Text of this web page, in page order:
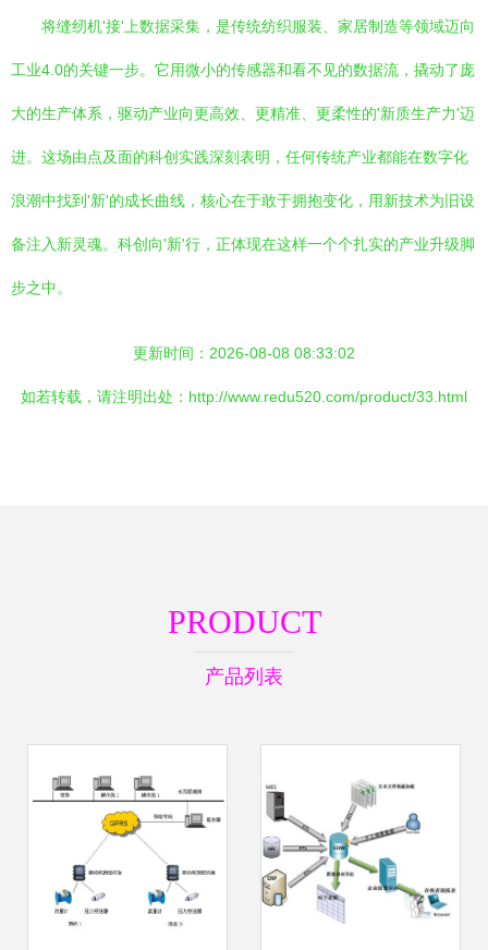
将缝纫机'接'上数据采集，是传统纺织服装、家居制造等领域迈向
工业4.0的关键一步。它用微小的传感器和看不见的数据流，撬动了庞
大的生产体系，驱动产业向更高效、更精准、更柔性的'新质生产力'迈
进。这场由点及面的科创实践深刻表明，任何传统产业都能在数字化
浪潮中找到'新'的成长曲线，核心在于敢于拥抱变化，用新技术为旧设
备注入新灵魂。科创向'新'行，正体现在这样一个个扎实的产业升级脚
步之中。
更新时间：2026-08-08 08:33:02
如若转载，请注明出处：http://www.redu520.com/product/33.html
PRODUCT
产品列表